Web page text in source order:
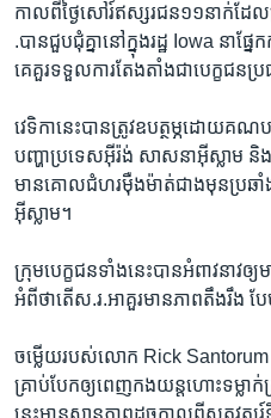
កាល​ពី​ថ្ងៃ​សៅរ៍​ឥស្សរជ​ន១១នាក់​ដែ
.បានជួបជុំ​គ្នា​នៅ​ក្នុង​រដ្ឋ​ Iowa​ ន
គេ​គួរ​ទទួល​ការ​តែងតាំងជា​បេក្ខជន​
វេទិកា​នេះ​បានត្រូវ​ឧបត្ថម្ភ​ដោយ​គណ
បញ្ហាប្រទេស​អ៊ីរ៉ង់ សាសនា​អ៊ីស្លាម​
មាន​គោលជំហរ​ម៉ឺងម៉ាត់​ជាង​មុន​ប្រឆាំង​
អ៊ីស្លាម។​
ក្រុម​បេក្ខជន​ទាំង​នេះ​បាន​អំពាវនាវ​ឲ្
អំពី​ថាតើ​ស.រ.អា​គួរ​មាន​ភាព​តឹងរឹង
ចម្លើយ​របស់​លោក​ Rick
គ្រាប់​បែក​ឲ្យ​ពេញ​កងយន្តហោះទ​ម្លា